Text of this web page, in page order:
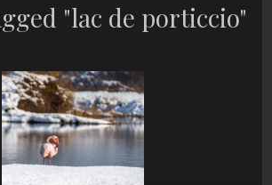
"lac de porticcio"